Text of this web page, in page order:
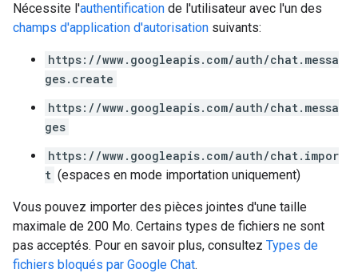
Nécessite l'authentification de l'utilisateur avec l'un des
champs d'application d'autorisation suivants:
https://www.googleapis.com/auth/chat.messa
ges.create
https://www.googleapis.com/auth/chat.messa
ges
https://www.googleapis.com/auth/chat.impor
t (espaces en mode importation uniquement)
Vous pouvez importer des pièces jointes d'une taille
maximale de 200 Mo. Certains types de fichiers ne sont
pas acceptés. Pour en savoir plus, consultez Types de
fichiers bloqués par Google Chat.